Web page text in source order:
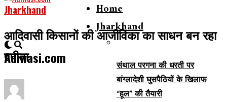
Adiwasi.com
Home
Jharkhand
संथाल परगना की धरती पर
बांग्लादेशी घुसपैठियों के खिलाफ
“हूल” की तैयारी
Jharkhand
आदिवासी किसानों की आजीविका का साधन बन रहा
पपीता